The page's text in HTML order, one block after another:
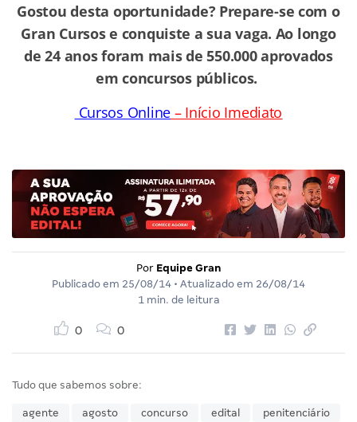
Gostou desta oportunidade? Prepare-se com o
Gran Cursos e conquiste a sua vaga. Ao longo
de 24 anos foram mais de 550.000 aprovados
em concursos públicos.
Cursos Online – Início Imediato
Por Equipe Gran
Publicado em 25/08/14 • Atualizado em 26/08/14
1 min. de leitura
0 0
Tudo que sabemos sobre:
agente agosto concurso edital
penitenciário